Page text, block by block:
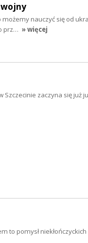
nauczyć się od
prz… » więcej
Szczecinie zaczyna się już
to pomysł